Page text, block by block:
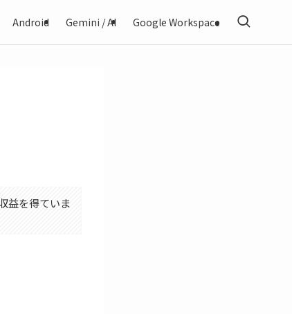
Android Gemini / AI Google Workspace
益を得ていま